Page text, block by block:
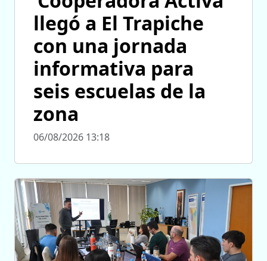
llegó a El Trapiche
con una jornada
informativa para
seis escuelas de la
zona
06/08/2026 13:18